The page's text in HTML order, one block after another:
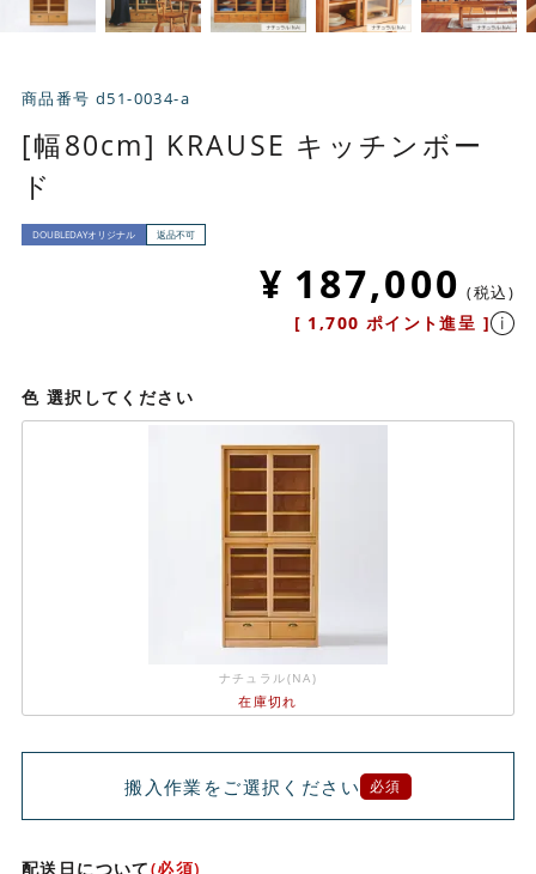
商品番号 d51-0034-a
[幅80cm] KRAUSE キッチンボー
ド
DOUBLEDAYオリジナル 返品不可
¥ 187,000 税込
[ 1,700 ポイント進呈 ]
色 選択してください
ナチュラル(NA)
在庫切れ
搬入作業をご選択ください 必須
配送日について(必須)